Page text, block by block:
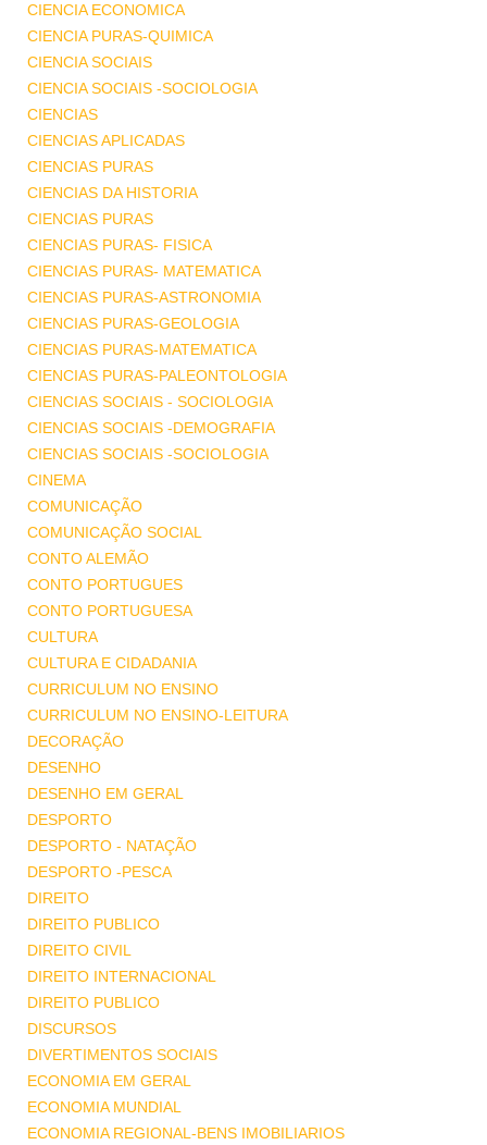
CIENCIA ECONOMICA
CIENCIA PURAS-QUIMICA
CIENCIA SOCIAIS
CIENCIA SOCIAIS -SOCIOLOGIA
CIENCIAS
CIENCIAS APLICADAS
CIENCIAS PURAS
CIENCIAS DA HISTORIA
CIENCIAS PURAS
CIENCIAS PURAS- FISICA
CIENCIAS PURAS- MATEMATICA
CIENCIAS PURAS-ASTRONOMIA
CIENCIAS PURAS-GEOLOGIA
CIENCIAS PURAS-MATEMATICA
CIENCIAS PURAS-PALEONTOLOGIA
CIENCIAS SOCIAIS - SOCIOLOGIA
CIENCIAS SOCIAIS -DEMOGRAFIA
CIENCIAS SOCIAIS -SOCIOLOGIA
CINEMA
COMUNICAÇÃO
COMUNICAÇÃO SOCIAL
CONTO ALEMÃO
CONTO PORTUGUES
CONTO PORTUGUESA
CULTURA
CULTURA E CIDADANIA
CURRICULUM NO ENSINO
CURRICULUM NO ENSINO-LEITURA
DECORAÇÃO
DESENHO
DESENHO EM GERAL
DESPORTO
DESPORTO - NATAÇÃO
DESPORTO -PESCA
DIREITO
DIREITO PUBLICO
DIREITO CIVIL
DIREITO INTERNACIONAL
DIREITO PUBLICO
DISCURSOS
DIVERTIMENTOS SOCIAIS
ECONOMIA EM GERAL
ECONOMIA MUNDIAL
ECONOMIA REGIONAL-BENS IMOBILIARIOS